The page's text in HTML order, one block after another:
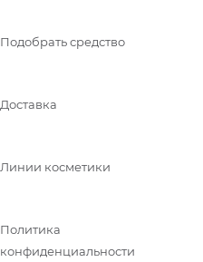
Подобрать средство
Доставка
Линии косметики
Политика
конфиденциальности